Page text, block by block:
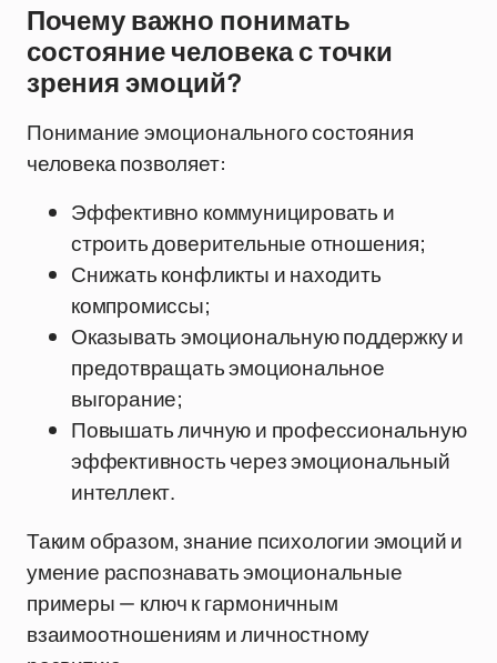
Почему важно понимать
состояние человека с точки
зрения эмоций?
Понимание эмоционального состояния
человека позволяет:
Эффективно коммуницировать и
строить доверительные отношения;
Снижать конфликты и находить
компромиссы;
Оказывать эмоциональную поддержку и
предотвращать эмоциональное
выгорание;
Повышать личную и профессиональную
эффективность через эмоциональный
интеллект.
Таким образом, знание психологии эмоций и
умение распознавать эмоциональные
примеры — ключ к гармоничным
взаимоотношениям и личностному